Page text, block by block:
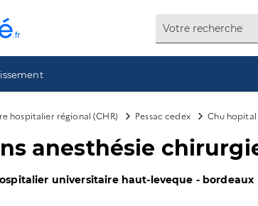
hospitalier régional (CHR) Pessac cedex Chu
anesthésie
universitaire haut-leveque - bordeaux